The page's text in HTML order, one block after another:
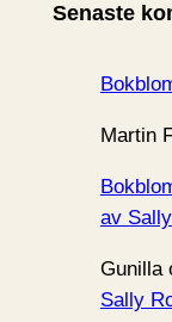
v
Senaste
Martin
av
Gunilla
Sally